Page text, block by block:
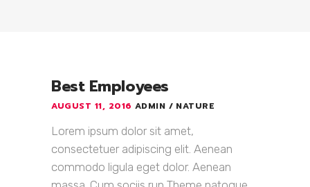
Best Employees
AUGUST 11, 2016 ADMIN NATURE
Lorem ipsum dolor sit amet,
consectetuer adipiscing elit. Aenean
commodo ligula eget dolor. Aenean